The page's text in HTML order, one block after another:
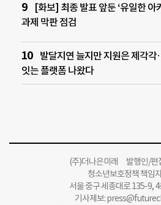
[화보] 최종 발표 앞둔 ‘유일한 아
과제 막판 점검
발달지연 늘지만 지원은 제각각
잇는 플랫폼 나왔다
(주)더나은미래 발행인/편
청소년보호정책 책임
서울 중구 세종대로 135-9,
기사제보: